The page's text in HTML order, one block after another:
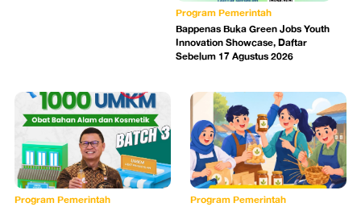
Program Pemerintah
Bappenas Buka Green Jobs Youth
Innovation Showcase, Daftar
Sebelum 17 Agustus 2026
Program Pemerintah
Program Pemerintah